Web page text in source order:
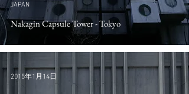
Nakagin Capsule Tower - Tokyo
JAPAN
2015年1月14日